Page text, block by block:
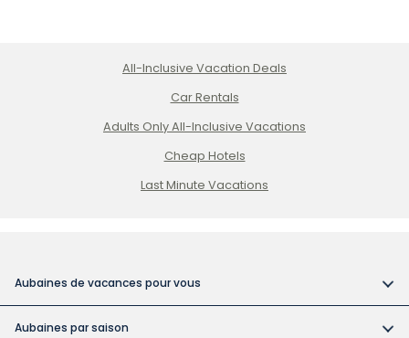
All-Inclusive Vacation Deals
Car Rentals
Adults Only All-Inclusive Vacations
Cheap Hotels
Last Minute Vacations
Aubaines de vacances pour vous
Aubaines par saison